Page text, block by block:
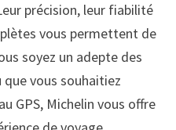
précision, leur fiabilité
vous permettent de
soyez un adepte des
vous souhaitiez
GPS, Michelin vous offre